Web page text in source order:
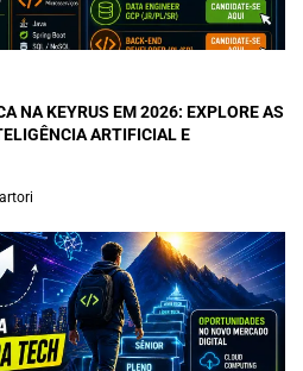
NA KEYRUS EM 2026: EXPLORE AS
ARTIFICIAL E